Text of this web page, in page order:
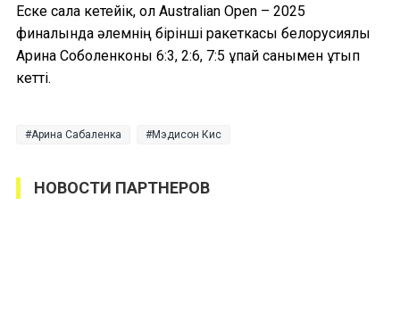
Еске сала кетейік, ол Australian Open – 2025
финалында әлемнің бірінші ракеткасы белорусиялық
Арина Соболенконы 6:3, 2:6, 7:5 ұпай санымен ұтып
кетті.
Арина Сабаленка Мэдисон Кис
НОВОСТИ ПАРТНЕРОВ